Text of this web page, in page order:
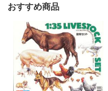
おすすめ商品